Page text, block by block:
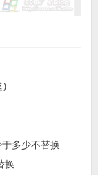
)
多少不替换
换